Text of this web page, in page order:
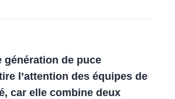
génération de puce
l’attention des équipes de
car elle combine deux